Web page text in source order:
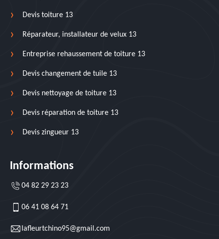
Devis toiture 13
Réparateur, installateur de velux 13
Entreprise rehaussement de toiture 13
Devis changement de tuile 13
Devis nettoyage de toiture 13
Devis réparation de toiture 13
Devis zingueur 13
Informations
04 82 29 23 23
06 41 08 64 71
lafleurtchino95@gmail.com